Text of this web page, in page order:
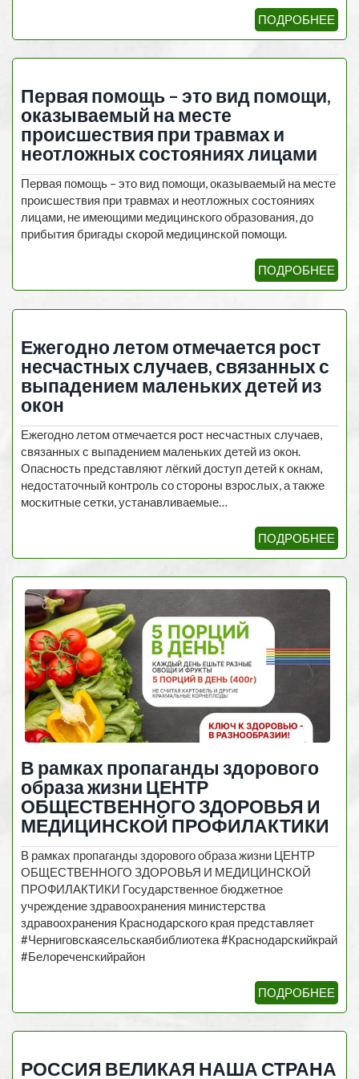
ПОДРОБНЕЕ
Первая помощь – это вид помощи,
оказываемый на месте
происшествия при травмах и
неотложных состояниях лицами
Первая помощь – это вид помощи, оказываемый на месте
происшествия при травмах и неотложных состояниях
лицами, не имеющими медицинского образования, до
прибытия бригады скорой медицинской помощи.
ПОДРОБНЕЕ
Ежегодно летом отмечается рост
несчастных случаев, связанных с
выпадением маленьких детей из
окон
Ежегодно летом отмечается рост несчастных случаев,
связанных с выпадением маленьких детей из окон.
Опасность представляют лёгкий доступ детей к окнам,
недостаточный контроль со стороны взрослых, а также
москитные сетки, устанавливаемые…
ПОДРОБНЕЕ
В рамках пропаганды здорового
образа жизни ЦЕНТР
ОБЩЕСТВЕННОГО ЗДОРОВЬЯ И
МЕДИЦИНСКОЙ ПРОФИЛАКТИКИ
В рамках пропаганды здорового образа жизни ЦЕНТР
ОБЩЕСТВЕННОГО ЗДОРОВЬЯ И МЕДИЦИНСКОЙ
ПРОФИЛАКТИКИ Государственное бюджетное
учреждение здравоохранения министерства
здравоохранения Краснодарского края представляет
#Черниговскаясельскаябиблиотека #Краснодарскийкрай
#Белореченскийрайон
ПОДРОБНЕЕ
РОССИЯ ВЕЛИКАЯ НАША СТРАНА